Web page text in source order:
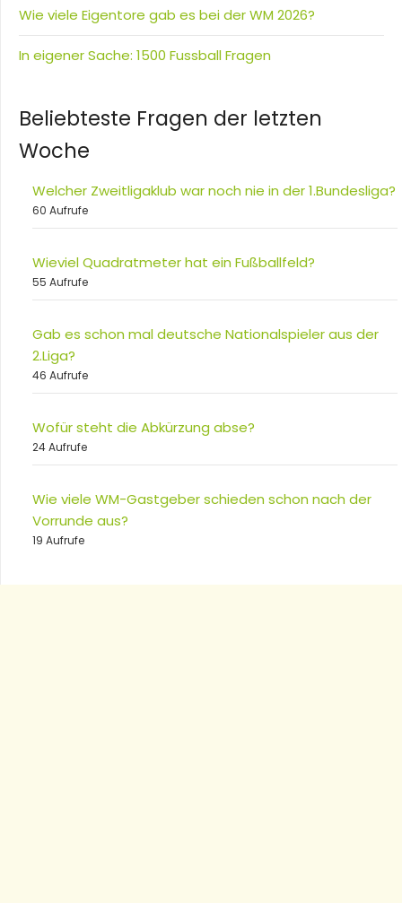
Wie viele Eigentore gab es bei der WM 2026?
In eigener Sache: 1500 Fussball Fragen
Beliebteste Fragen der letzten
Woche
Welcher Zweitligaklub war noch nie in der 1.Bundesliga?
60 Aufrufe
Wieviel Quadratmeter hat ein Fußballfeld?
55 Aufrufe
Gab es schon mal deutsche Nationalspieler aus der
2.Liga?
46 Aufrufe
Wofür steht die Abkürzung abse?
24 Aufrufe
Wie viele WM-Gastgeber schieden schon nach der
Vorrunde aus?
19 Aufrufe